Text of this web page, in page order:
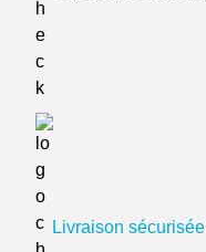
Livraison sécurisée